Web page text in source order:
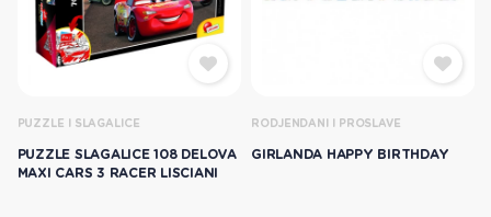
PUZZLE I SLAGALICE
PUZZLE SLAGALICE 108 DELOVA
MAXI CARS 3 RACER LISCIANI
RODJENDANI I PROSLAVE
GIRLANDA HAPPY BIRTHDAY